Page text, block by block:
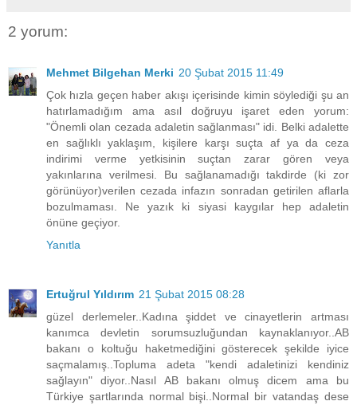
2 yorum:
Mehmet Bilgehan Merki 20 Şubat 2015 11:49
Çok hızla geçen haber akışı içerisinde kimin söylediği şu an
hatırlamadığım ama asıl doğruyu işaret eden yorum:
"Önemli olan cezada adaletin sağlanması" idi. Belki adalette
en sağlıklı yaklaşım, kişilere karşı suçta af ya da ceza
indirimi verme yetkisinin suçtan zarar gören veya
yakınlarına verilmesi. Bu sağlanamadığı takdirde (ki zor
görünüyor)verilen cezada infazın sonradan getirilen aflarla
bozulmaması. Ne yazık ki siyasi kaygılar hep adaletin
önüne geçiyor.
Yanıtla
Ertuğrul Yıldırım 21 Şubat 2015 08:28
güzel derlemeler..Kadına şiddet ve cinayetlerin artması
kanımca devletin sorumsuzluğundan kaynaklanıyor..AB
bakanı o koltuğu haketmediğini gösterecek şekilde iyice
saçmalamış..Topluma adeta "kendi adaletinizi kendiniz
sağlayın" diyor..Nasıl AB bakanı olmuş dicem ama bu
Türkiye şartlarında normal bişi..Normal bir vatandaş dese